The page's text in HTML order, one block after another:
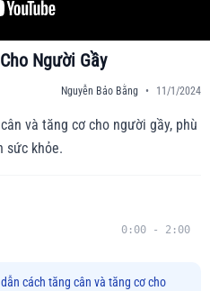
Người Gầy
Nguyễn Bảo Bằng • 11/1/2024
và tăng cơ cho người gầy, phù
sức khỏe.
0:00 - 2:00
cách tăng cân và tăng cơ cho